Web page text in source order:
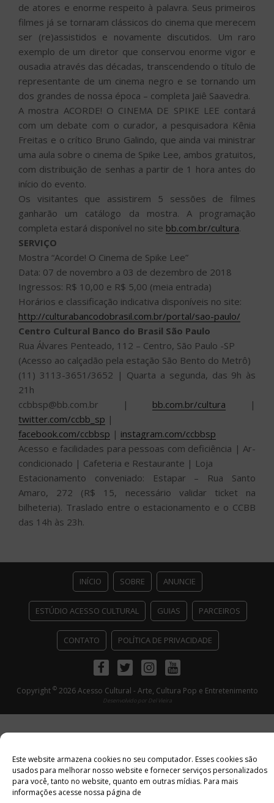
Este website armazena cookies no seu computador. Esses cookies são
usados ​​para melhorar nosso website e fornecer serviços personalizados
para você, tanto no website, quanto em outras mídias. Para mais
informações acesse nossa página de
de atores e enorme respeito à palavra. Seus primeiros
filmes já se tornaram clássicos do cinema que merecem
ser (re)assistidos e novamente discutidos. Um raro
exemplo de um diretor que conservou enorme vigor e
ousadia através das décadas, transcendendo o título de
representante de um cinema negro e se tornando um
dos grandes de nossa época – completa Jaiê Saavedra.
A mostra ACORDE! O CINEMA DE SPIKE LEE contará
com um debate com o curador, a pesquisadora Kênia
Freitas e o crítico Bruno Galindo, que ainda vai ministrar
uma aula sobre o cinema de Spike Lee, ambos gratuitos,
com distribuição de senhas a partir de 1 hora antes do
início do evento.
Os visitantes que assistirem 5 sessões de filmes
ganharão um catálogo da mostra. A programação
completa estará disponível no site bb.com.br/cultura.
SERVIÇO
Mostra “Acorde! O Cinema de Spike Lee”
Data: 07 de novembro a 03 de dezembro de 2018
Ingressos: R$ 10,00 e R$ 5,00 (meia entrada)
Horários e classificação indicativa disponíveis no site:
http://culturabancodobrasil.com.br/portal/sao-paulo/
Centro Cultural Banco do Brasil São Paulo
Rua Álvares Penteado, 112 – Centro, São Paulo -SP
(Acesso ao calçadão pela estação São Bento do Metrô)
(11) 3113-3651/3652 | Quarta a segunda, das 9h às
21h
ccbbsp@bb.com.br | bb.com.br/cultura |
twitter.com/ccbb_sp |
facebook.com/ccbbsp | instagram.com/ccbbsp
Acesso e facilidades para pessoas com deficiência | Ar-
condicionado | Cafeteria e Restaurante | Loja
Estacionamento conveniado: Estapar – Rua Santo
Amaro, 272 (R$ 15, necessário validar ticket na
bilheteria). Traslado entre o estacionamento e o CCBB
das 14h às 23h.
INÍCIO SOBRE ANUNCIE
ESTÚDIO ACESSO CULTURAL GUIAS PARCEIROS
CONTATO POLÍTICA DE PRIVACIDADE
FacebookTwitterInstagramYoutube
Copyright ©2026 Acesso Cultural - Arte, Cultura Pop e Entretenimento
Desenvolvido por Del Vieira